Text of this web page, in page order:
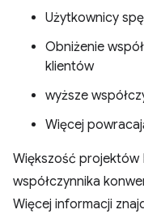
Użytkownicy
Obniżenie
klientów
wyższe
Więcej
Większość
współczynnika
Więcej informacji